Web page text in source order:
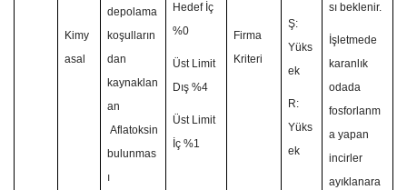
Kimy
asal
depolama
koşulların
dan
kaynaklan
an
Aflatoksin
bulunmas
ı
Hedef İç
%0
Üst Limit
Dış %4
Üst Limit
İç %1
Firma
Kriteri
Ş:
Yüks
ek
R:
Yüks
ek
sı beklenir.
İşletmede
karanlık
odada
fosforlanm
a yapan
incirler
ayıklanara